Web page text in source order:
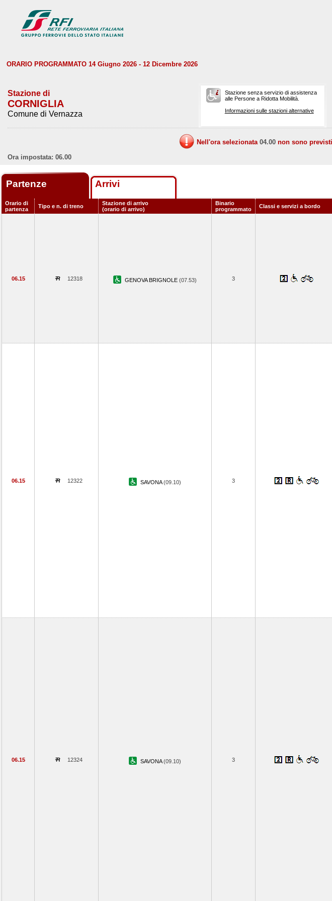
ORARIO PROGRAMMATO 14 Giugno 2026 - 12 Dicembre 2026
Stazione di
CORNIGLIA
Comune di Vernazza
Stazione senza servizio di assistenza
alle Persone a Ridotta Mobilità.
Informazioni sulle stazioni alternative
Nell'ora selezionata 04.00 non sono
Ora impostata: 06.00
Partenze Arrivi
Orario di
partenza
Tipo e n. di treno
Stazione di arrivo
(orario di arrivo)
Binario
programmato
Classi e servizi a bordo
06.15 12318 GENOVA BRIGNOLE (07.53) 3
06.15 12322 SAVONA(09.10) 3
06.15 12324 SAVONA(09.10) 3